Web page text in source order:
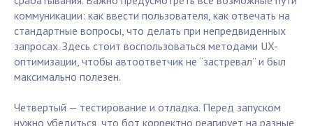
коммуникации: как ввести пользователя, как отвечать на
стандартные вопросы, что делать при непредвиденных
запросах. Здесь стоит воспользоваться методами UX-
оптимизации, чтобы автоответчик не “застревал” и был
максимально полезен.
Четвертый — тестирование и отладка. Перед запуском
нужно убедиться, что бот корректно реагирует на разные